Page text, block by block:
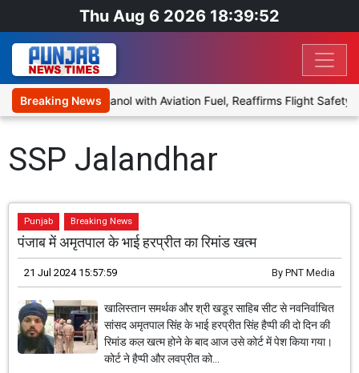
Thu Aug 6 2026 18:39:53
Breaking News
to Blend Ethanol with Aviation Fuel, Reaffirms Flight Safety
SSP Jalandhar
Punjab Breaking News
पंजाब में अमृतपाल के भाई हरप्रीत का रिमांड खत्म
21 Jul 2024 15:57:59 By PNT Media
खालिस्तान समर्थक और श्री खडूर साहिब सीट से नवनिर्वाचित
सांसद अमृतपाल सिंह के भाई हरप्रीत सिंह हैप्पी की दो दिन की
रिमांड कल खत्म होने के बाद आज उसे कोर्ट में पेश किया गया।
कोर्ट ने हैप्पी और लवप्रीत को...